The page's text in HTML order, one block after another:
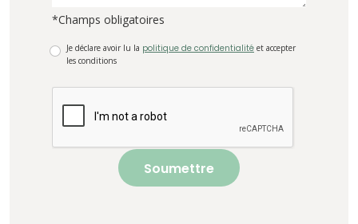
*Champs obligatoires
Je déclare avoir lu la politique de confidentialité et accepter
les conditions
Soumettre